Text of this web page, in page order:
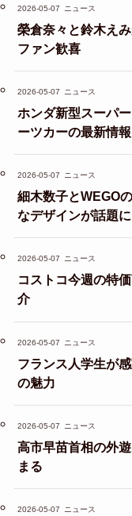
2026-05-07 ニュース
榮倉奈々と鈴木え
ファン歓喜
2026-05-07 ニュース
ホンダ新型スーパ
ーツカーの最新情報
2026-05-07 ニュース
細木数子とWEGO
なデザインが話題に
2026-05-07 ニュース
コストコ今週の特
介
2026-05-07 ニュース
フランス人学生が
の魅力
2026-05-07 ニュース
高市早苗首相の外
まる
2026-05-07 ニュース